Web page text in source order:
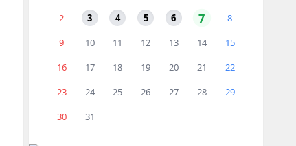
2
3 4 5 6 7
8
9
10 11 12 13 14
15
16
17 18 19 20 21
22
23
24 25 26 27 28
29
30
31